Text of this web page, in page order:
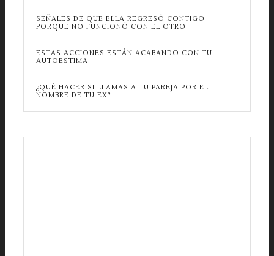
SEÑALES DE QUE ELLA REGRESÓ CONTIGO
PORQUE NO FUNCIONÓ CON EL OTRO
ESTAS ACCIONES ESTÁN ACABANDO CON TU
AUTOESTIMA
¿QUÉ HACER SI LLAMAS A TU PAREJA POR EL
NOMBRE DE TU EX?